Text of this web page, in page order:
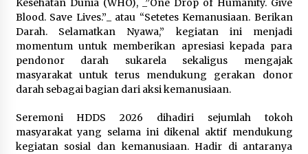
Perawatan PCOS yang Efektif untuk
Menjaga Kesuburan
Kesehatan Dunia (WHO), _”One Drop of Humanity. Give
Blood. Save Lives.”_ atau “Setetes Kemanusiaan. Berikan
Darah. Selamatkan Nyawa,” kegiatan ini menjadi
momentum untuk memberikan apresiasi kepada para
pendonor darah sukarela sekaligus mengajak
masyarakat untuk terus mendukung gerakan donor
darah sebagai bagian dari aksi kemanusiaan.
Seremoni HDDS 2026 dihadiri sejumlah tokoh
masyarakat yang selama ini dikenal aktif mendukung
kegiatan sosial dan kemanusiaan. Hadir di antaranya